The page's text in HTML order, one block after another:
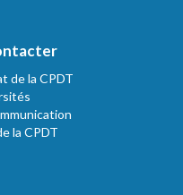
de la CPDT
la CPDT